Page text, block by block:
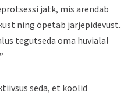
jätk, mis arendab
ning õpetab järjepidevust.
tegutseda oma huvialal
seda, et koolid